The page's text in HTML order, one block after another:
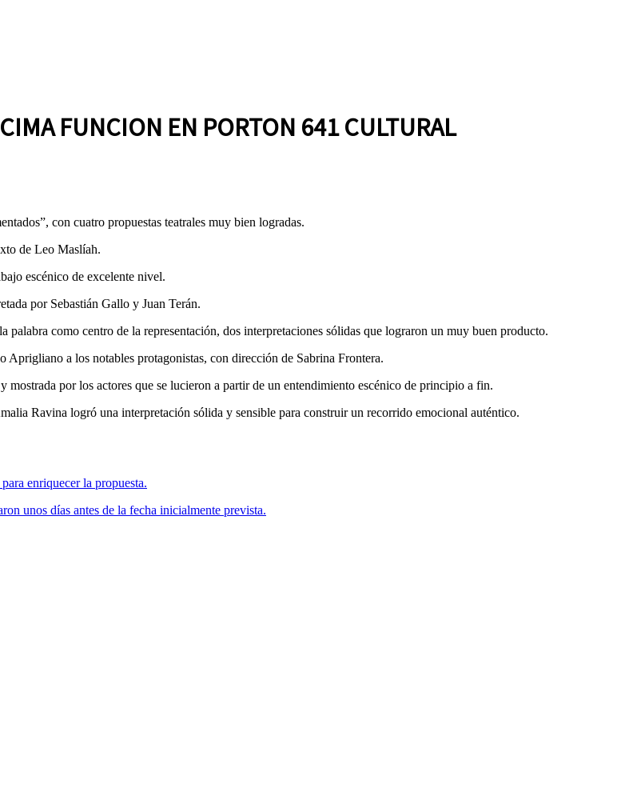
FUNCION EN PORTON 641 CULTURAL
con cuatro propuestas teatrales muy bien logradas.
de Leo Maslíah.
escénico de excelente nivel.
por Sebastián Gallo y Juan Terán.
como centro de la representación, dos interpretaciones sólidas que lograron un muy buen producto.
a los notables protagonistas, con dirección de Sabrina Frontera.
por los actores que se lucieron a partir de un entendimiento escénico de principio a fin.
Ravina logró una interpretación sólida y sensible para construir un recorrido emocional auténtico.
enriquecer la propuesta.
unos días antes de la fecha inicialmente prevista.